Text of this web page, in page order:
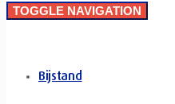
TOGGLE NAVIGATION
Bijstand